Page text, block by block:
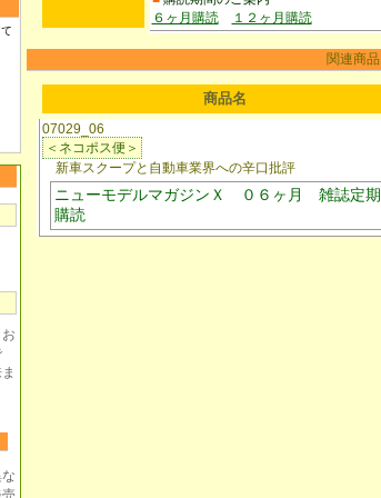
６ヶ月購読
１２ヶ月購読
関連商品
商品名
07029_06
＜ネコポス便＞
新車スクープと自動車業界への辛口批評
ニューモデルマガジンＸ ０６ヶ月 雑誌定期
購読